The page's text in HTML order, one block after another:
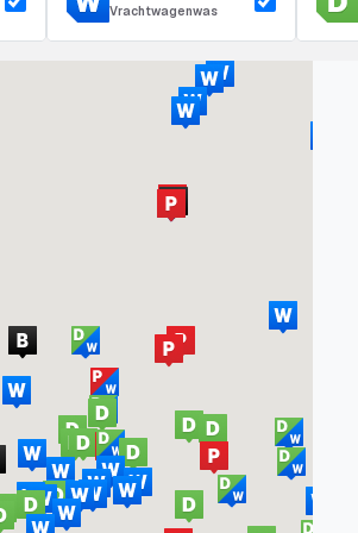
Vrachtwagenwas